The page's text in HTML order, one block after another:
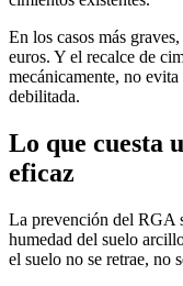
En los casos más
euros. Y el recalce de
mecánicamente, no
debilitada.
Lo que cuesta
eficaz
La prevención del RGA
humedad del suelo
el suelo no se retrae, no